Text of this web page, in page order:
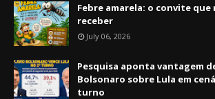
Febre amarela: o convite
receber
July 06, 2026
Pesquisa aponta vantagem
Bolsonaro sobre Lula em
turno